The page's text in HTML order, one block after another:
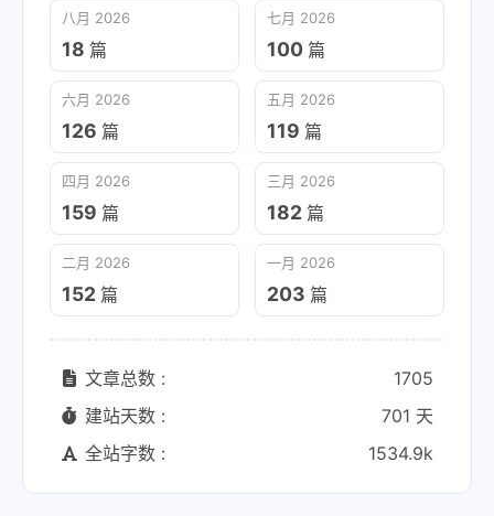
八月 2026
18 篇
七月 2026
100 篇
六月 2026
126 篇
五月 2026
119 篇
四月 2026
159 篇
三月 2026
182 篇
二月 2026
152 篇
一月 2026
203 篇
文章总数 :
1705
建站天数 :
701 天
全站字数 :
1534.9k